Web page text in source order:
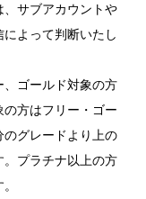
、サブアカウントや
よって判断いたし
ゴールド対象の方
方はフリー・ゴー
グレードより上の
プラチナ以上の方